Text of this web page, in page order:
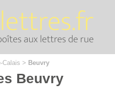
Calais > Beuvry
Beuvry